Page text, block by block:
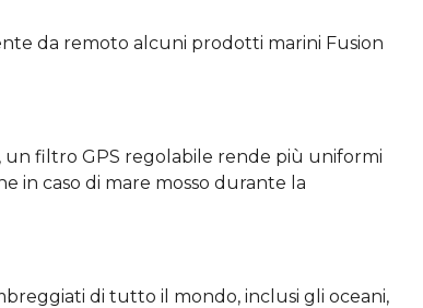
da remoto alcuni prodotti marini Fusion
filtro GPS regolabile rende più uniformi
in caso di mare mosso durante la
di tutto il mondo, inclusi gli oceani,